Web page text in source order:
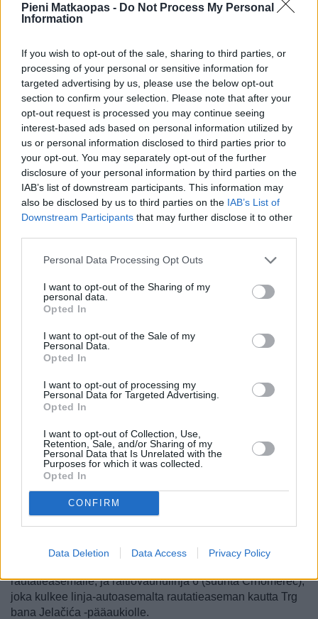
Pieni Matkaopas - Do Not Process My Personal
Information
If you wish to opt-out of the sale, sharing to third parties, or
processing of your personal or sensitive information for
targeted advertising by us, please use the below opt-out
section to confirm your selection. Please note that after your
opt-out request is processed you may continue seeing
interest-based ads based on personal information utilized by
us or personal information disclosed to third parties prior to
your opt-out. You may separately opt-out of the further
disclosure of your personal information by third parties on the
IAB’s list of downstream participants. This information may
also be disclosed by us to third parties on the IAB’s List of
Downstream Participants that may further disclose it to other
Personal Data Processing Opt Outs
I want to opt-out of the Sharing of my
personal data.
Opted In
I want to opt-out of the Sale of my
Personal Data.
Opted In
I want to opt-out of processing my
Personal Data for Targeted Advertising.
Opted In
I want to opt-out of Collection, Use,
Retention, Sale, and/or Sharing of my
Personal Data that Is Unrelated with the
Purposes for which it was collected.
Opted In
CONFIRM
Data Deletion Data Access Privacy Policy
Julkiset liikennevälineet
Zagrebissa lomalla oleville raitiovaunutovat kätevin
liikkumismuoto keskustassa ja sen lähistöllä.
Zagrebissa kulkee 15 raitiovaunua klo 04–24.00 ja neljä
yöraitiovaunulinjaa
klo 00.00–04.00, mutta
yöraitiovaunujen käyttäminen on hankalaa ja vaatii
paikallistuntemusta. Raitiovaunulinja numero 3 ei liiku
viikonloppuisin ja juhlapyhinä.
Lippujavoi ostaa pysäkkien lähellä olevilta kioskeilta,
joihin kuuluu sekä liikennelaitoksen virallisia lippukassoja
lisääntynyt ja mahdollisuudet monipuolistuneet, ja
huhtikuun alusta 2019 lähtien kuskilta on alkanut saada
valita 30, 60 tai 90 minuuttia voimassa olevan lipun (4–10
kunaa), tai sitten voi ostaa vuorokauden voimassa olevan
lipun (30 kunaa). Kuskilta voi tasarahalla tai lähes
tasarahalla ostaa 30–90 minuuttia voimassa olevan lipun
vähän kalliimmalla (6–15 kunaa). Yöraitiovaunulippu
maksaa etukäteenkin ostettuna 15 kunaa. Lippu pitää
leimata laitteeseen, jonkalainen on aina kuljettajan takana
mutta nykyään myös entistä useammin raitiovaunun
takaosissa. Lippu on voimassa vain yhteen suuntaan
matkustettaessa, ja muut kuin 90 minuuttia voimassa
olevat yhden matkan liput ovat voimassa vain
ensimmäisellä vyöhykkeellä eli keskustassa. Niillä ei voi
Käteviä raitiovaunulinjoja keskustassa ovat numero 2
rautatieasemalle, ja raitiovaunulinja 6 (suunta Črnomerec),
joka kulkee linja-autoasemalta rautatieaseman kautta Trg
bana Jelačića -pääaukiolle.